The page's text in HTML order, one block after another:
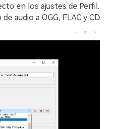
en los ajustes de Perfil.
audio a OGG, FLAC y CD.